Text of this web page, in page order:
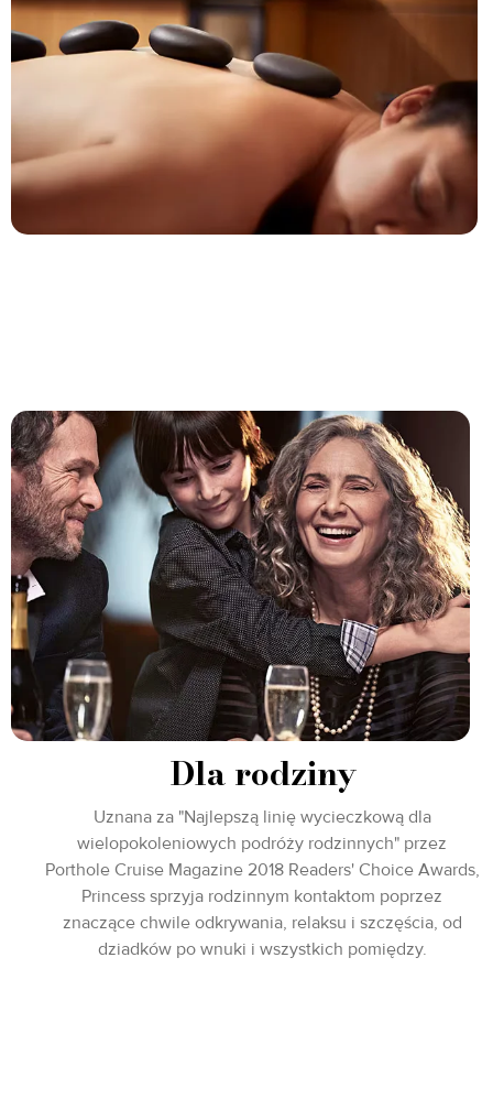
Dla rodziny
Uznana za "Najlepszą linię wycieczkową dla
wielopokoleniowych podróży rodzinnych" przez
Porthole Cruise Magazine 2018 Readers' Choice Awards,
Princess sprzyja rodzinnym kontaktom poprzez
znaczące chwile odkrywania, relaksu i szczęścia, od
dziadków po wnuki i wszystkich pomiędzy.